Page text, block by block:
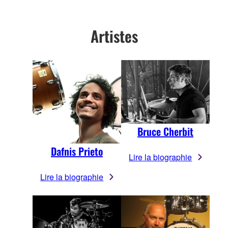
Artistes
Dafnis Prieto
Lire la biographie
Bruce Cherbit
Lire la biographie